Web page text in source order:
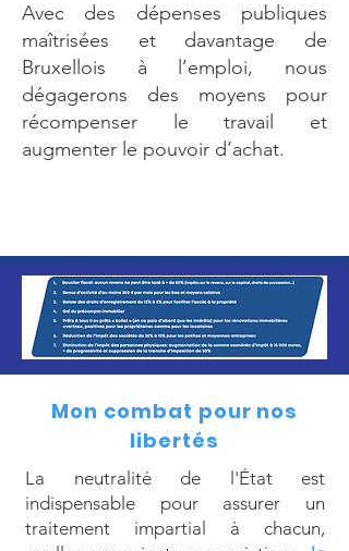
Avec des dépenses publiques
maîtrisées et davantage de
Bruxellois à l’emploi, nous
dégagerons des moyens pour
récompenser le travail et
augmenter le pouvoir d’achat.
Mon combat pour nos
libertés
La neutralité de l'État est
indispensable pour assurer un
traitement impartial à chacun,